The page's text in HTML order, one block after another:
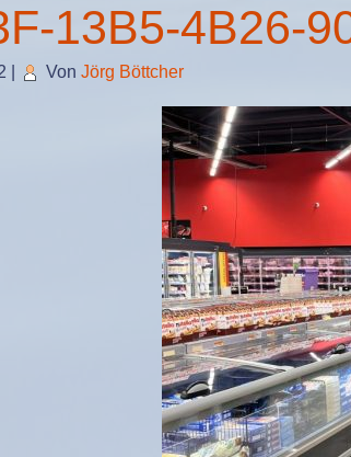
13B5-4B26-
Von Jörg Böttcher